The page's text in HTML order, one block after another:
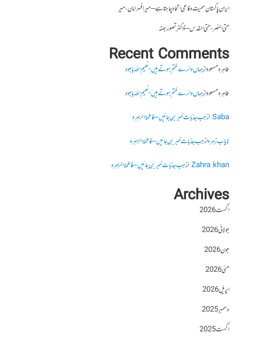
ایران پاکستان سمیت دفاعی اتحاد چاہتا ہے – میر افسر امان،میر
حتی النصر ، حتی القدس – ڈاکٹر تصور بھٹہ
Recent Comments
طاہرہ مسعودازجہاں دائرے ختم ہوتے ہیں- نعیم اللہ باجوہ
طاہرہ مسعودازجہاں دائرے ختم ہوتے ہیں- نعیم اللہ باجوہ
Sabaازجب جذبات خبر بن جائیں – فاطمۃالزہرہ
نایاب زہرہازجب جذبات خبر بن جائیں – فاطمۃالزہرہ
Zahra khanازجب جذبات خبر بن جائیں – فاطمۃالزہرہ
Archives
اگست 2026
جولائی 2026
جون 2026
مئی 2026
اپریل 2026
دسمبر 2025
اگست 2025